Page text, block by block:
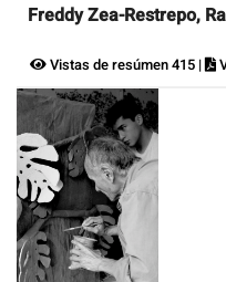
Freddy Zea-Restrepo,
Vistas de resúmen 415 |